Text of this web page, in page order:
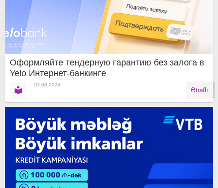
Оформляйте тендерную гарантию без залога в
Yelo Интернет-банкинге
03.08.2026
Ətraflı